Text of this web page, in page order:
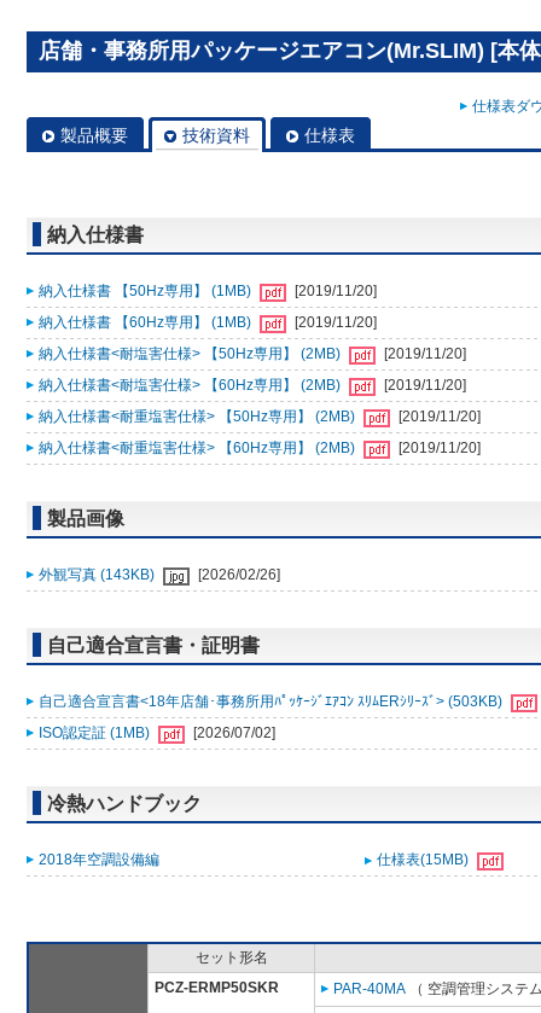
店舗・事務所用パッケージエアコン(Mr.SLIM) [本
仕様表ダ
製品概要 技術資料 仕様表
納入仕様書
納入仕様書 【50Hz専用】 (1MB)
[2019/11/20]
納入仕様書 【60Hz専用】 (1MB)
[2019/11/20]
納入仕様書<耐塩害仕様> 【50Hz専用】 (2MB)
[2019/11/20]
納入仕様書<耐塩害仕様> 【60Hz専用】 (2MB)
[2019/11/20]
納入仕様書<耐重塩害仕様> 【50Hz専用】 (2MB)
[2019/11/20]
納入仕様書<耐重塩害仕様> 【60Hz専用】 (2MB)
[2019/11/20]
製品画像
外観写真 (143KB) [2026/02/26]
自己適合宣言書・証明書
自己適合宣言書<18年店舗･事務所用ﾊﾟｯｹｰｼﾞｴｱｺﾝ ｽﾘﾑERｼﾘｰｽﾞ> (503KB)
ISO認定証 (1MB)
[2026/07/02]
冷熱ハンドブック
2018年空調設備編 仕様表(15MB)
セット形名
PCZ-ERMP50SKR
PAR-40MA （ 空調管理システ